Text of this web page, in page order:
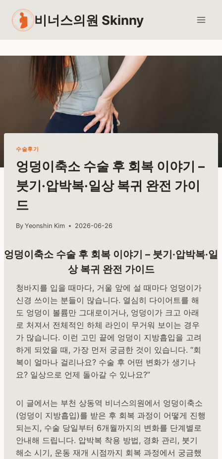
content
비너스의원 Skinny
수술후기
엉덩이축소 수술 후 회복 이야기 –
붓기·압박복·일상 복귀 완전 가이
드
By Yeonshin Kim 2026-06-26
엉덩이축소 수술 후 회복 이야기 – 붓기·압박복·일
상 복귀 완전 가이드
청바지를 입을 때마다, 거울 앞에 설 때마다 엉덩이가
신경 쓰이는 분들이 많습니다. 열심히 다이어트를 해
도 엉덩이 볼륨만 그대로이거나, 엉덩이가 크고 아래
로 처져서 전체적인 하체 라인이 무거워 보이는 경우
가 많습니다. 이런 고민 끝에 엉덩이 지방흡입을 고려
하게 되었을 때, 가장 먼저 궁금한 것이 있습니다. “회
복이 얼마나 걸리나요? 수술 후 어떤 변화가 생기나
요? 일상으로 언제 돌아갈 수 있나요?”
이 글에서는 부천 상동역 비너스의원에서 엉덩이축소
(엉덩이 지방흡입)를 받은 후 회복 과정이 어떻게 진행
되는지, 수술 당일부터 6개월까지의 변화를 단계별로
안내해 드립니다. 압박복 착용 방법, 경화 관리, 붓기
해소 시기, 운동 재개 시점까지 회복 과정에서 궁금했